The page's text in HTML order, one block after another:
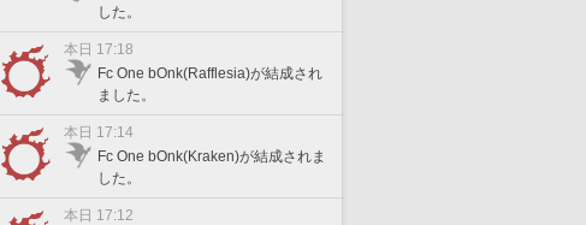
した。
本日 17:18
Fc One bOnk(Rafflesia)が結成され
ました。
本日 17:14
Fc One bOnk(Kraken)が結成されま
した。
本日 17:12